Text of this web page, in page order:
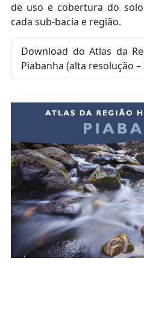
de uso e cobertura do
cada sub-bacia e região.
Download do Atlas da
Piabanha (alta resolução –